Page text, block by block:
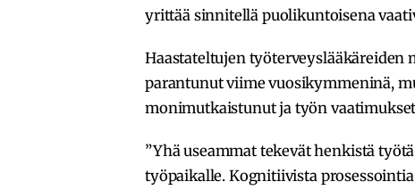
yrittää sinnitellä puolikuntoisena
Haastateltujen
parantunut viime vuosikymmeninä,
monimutkaistunut ja työn
”Yhä useammat tekevät henkistä
työpaikalle. Kognitiivista